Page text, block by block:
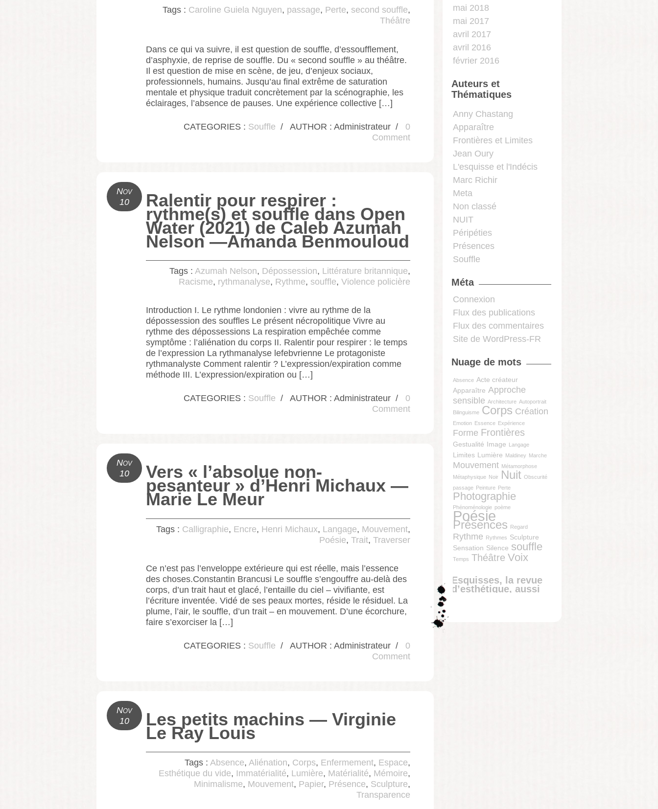
Tags : Caroline Guiela Nguyen, passage, Perte, second souffle,
Théâtre
Dans ce qui va suivre, il est question de souffle, d’essoufflement,
d’asphyxie, de reprise de souffle. Du « second souffle » au théâtre.
Il est question de mise en scène, de jeu, d’enjeux sociaux,
professionnels, humains. Jusqu’au final extrême de saturation
mentale et physique traduit concrètement par la scénographie, les
éclairages, l’absence de pauses. Une expérience collective […]
CATEGORIES : Souffle / AUTHOR : Administrateur /
0
Comment
Nov
10
Ralentir pour respirer :
rythme(s) et souffle dans Open
Water (2021) de Caleb Azumah
Nelson —Amanda Benmouloud
Tags : Azumah Nelson, Dépossession, Littérature britannique,
Racisme, rythmanalyse, Rythme, souffle, Violence policière
Introduction I. Le rythme londonien : vivre au rythme de la
dépossession des souffles Le présent nécropolitique Vivre au
rythme des dépossessions La respiration empêchée comme
symptôme : l’aliénation du corps II. Ralentir pour respirer : le temps
de l’expression La rythmanalyse lefebvrienne Le protagoniste
rythmanalyste Comment ralentir ? L’expression/expiration comme
méthode III. L’expression/expiration ou […]
CATEGORIES : Souffle / AUTHOR : Administrateur /
0
Comment
Nov
10
Vers « l’absolue non-
pesanteur » d’Henri Michaux —
Marie Le Meur
Tags : Calligraphie, Encre, Henri Michaux, Langage, Mouvement,
Poésie, Trait, Traverser
Ce n’est pas l’enveloppe extérieure qui est réelle, mais l’essence
des choses.Constantin Brancusi Le souffle s’engouffre au-delà des
corps, d’un trait haut et glacé, l’entaille du ciel – vivifiante, est
l’écriture inventée. Vidé de ses peaux mortes, réside le résiduel. La
plume, l’air, le souffle, d’un trait – en mouvement. D’une écorchure,
faire s’exorciser la […]
CATEGORIES : Souffle / AUTHOR : Administrateur /
0
Comment
Nov
10
Les petits machins — Virginie
Le Ray Louis
Tags : Absence, Aliénation, Corps, Enfermement, Espace,
Esthétique du vide, Immatérialité, Lumière, Matérialité, Mémoire,
Minimalisme, Mouvement, Papier, Présence, Sculpture,
Transparence
mai 2018
mai 2017
avril 2017
avril 2016
février 2016
Auteurs et
Thématiques
…
Anny Chastang
Apparaître
Frontières et Limites
Jean Oury
L'esquisse et l'Indécis
Marc Richir
Meta
Non classé
NUIT
Péripéties
Présences
Souffle
Méta
Connexion
Flux des publications
Flux des commentaires
Site de WordPress-FR
Nuage de mots
Absence Acte créateur
Apparaître Approche
sensible Architecture Autoportrait
Bilinguisme Corps Création
Emotion Essence Expérience
Forme Frontières
Gestualité Image Langage
Limites Lumière Maldiney Marche
Mouvement Métamorphose
Métaphysique Noir Nuit Obscurité
passage Peinture Perte
Photographie
Phénoménologie poème
Poésie
Présences Regard
Rythme Rythmes Sculpture
Sensation Silence souffle
Temps Théâtre Voix
Esquisses, la revue
d’esthétique, aussi